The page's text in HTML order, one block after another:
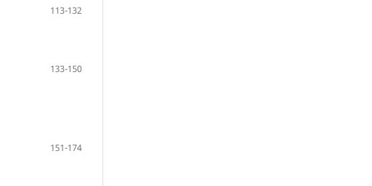
113-132
133-150
151-174